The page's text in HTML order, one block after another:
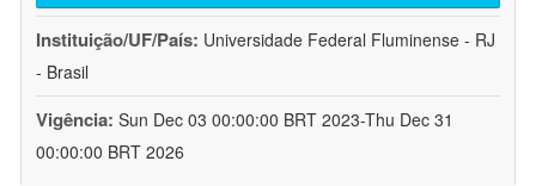
Instituição/UF/País: Universidade Federal Fluminense - RJ
- Brasil
Vigência: Sun Dec 03 00:00:00 BRT 2023-Thu Dec 31
00:00:00 BRT 2026